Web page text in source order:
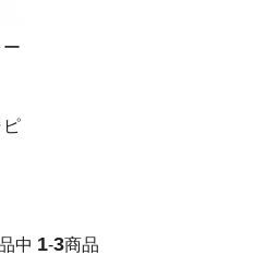
ー
ピ
中 1-3商品